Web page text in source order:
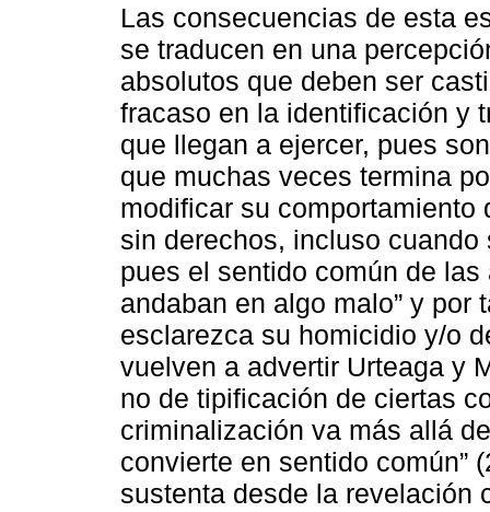
Las consecuencias de esta
se traducen en una
absolutos que deben ser
fracaso en la identificación y
que llegan a ejercer, pues
que muchas veces termina
modificar su
sin derechos, incluso
pues el sentido común de
andaban en algo malo” y por
esclarezca su homicidio y/o
vuelven a advertir Urteaga y
no de tipificación de ciertas
criminalización va más allá
convierte en sentido común”
sustenta desde la revelación